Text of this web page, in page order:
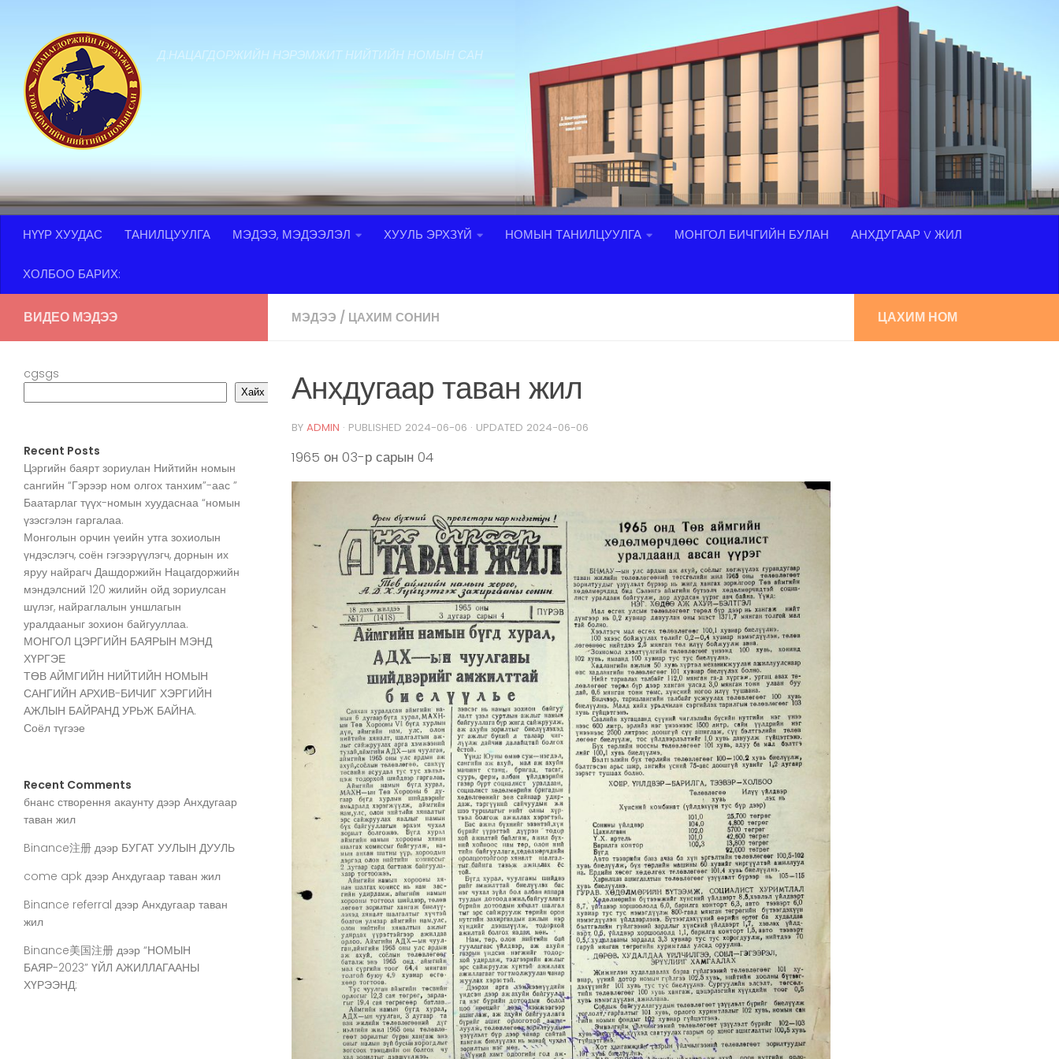
Д.НАЦАГДОРЖИЙН НЭРЭМЖИТ НИЙТИЙН НОМЫН САН
НҮҮР ХУУДАС ТАНИЛЦУУЛГА МЭДЭЭ, МЭДЭЭЛЭЛ ХУУЛЬ ЭРХЗҮЙ НОМЫН ТАНИЛЦУУЛГА МОНГОЛ БИЧГИЙН БУЛАН АНХДУГААР V ЖИЛ
ХОЛБОО БАРИХ:
МЭДЭЭ / ЦАХИМ СОНИН
Анхдугаар таван жил
BY ADMIN · PUBLISHED 2024-06-06 · UPDATED 2024-06-06
1965 он 03-р сарын 04
ВИДЕО МЭДЭЭ
cgsgs
Хайх
Recent Posts
Цэргийн баярт зориулан Нийтийн номын
сангийн “Гэрээр ном олгох танхим”-аас ”
Баатарлаг түүх-номын хуудаснаа “номын
үзэсгэлэн гаргалаа.
Монголын орчин үеийн утга зохиолын
үндэслэгч, соён гэгээрүүлэгч, дорнын их
яруу найрагч Дашдоржийн Нацагдоржийн
мэндэлсний 120 жилийн ойд зориулсан
шүлэг, найраглалын уншлагын
уралдааныг зохион байгууллаа.
МОНГОЛ ЦЭРГИЙН БАЯРЫН МЭНД
ХҮРГЭЕ
ТӨВ АЙМГИЙН НИЙТИЙН НОМЫН
САНГИЙН АРХИВ-БИЧИГ ХЭРГИЙН
АЖЛЫН БАЙРАНД УРЬЖ БАЙНА.
Соёл түгээе
Recent Comments
бнанс створення акаунту дээр Анхдугаар
таван жил
Binance注册 дээр БУГАТ УУЛЫН ДУУЛЬ
come apk дээр Анхдугаар таван жил
Binance referral дээр Анхдугаар таван
жил
Binance美国注册 дээр “НОМЫН
БАЯР-2023” ҮЙЛ АЖИЛЛАГААНЫ
ХҮРЭЭНД:
ЦАХИМ НОМ